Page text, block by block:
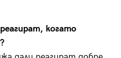
когато